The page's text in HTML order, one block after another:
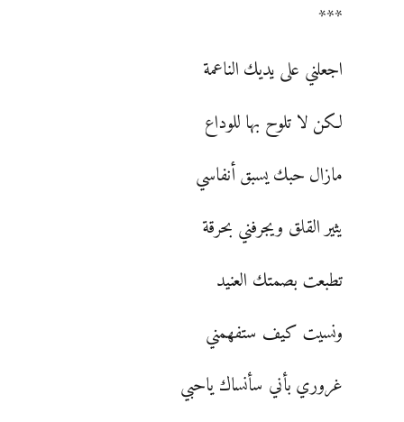
***
اجعلني على يديك الناعمة
لكن لا تلوح بها للوداع
مازال حبك يسبق أنفاسي
يثير القلق ويجرفني بحرقة
تطبعت بصمتك العنيد
ونسيت كيف ستفهمني
غروري بأني سأنساك ياحبي